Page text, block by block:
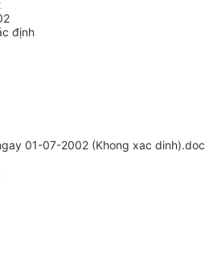
định
01-07-2002 (Khong xac dinh).doc